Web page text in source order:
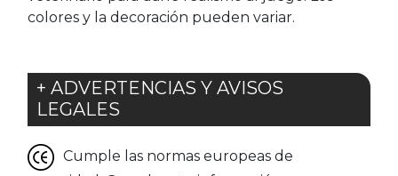
colores y la decoración pueden variar.
+ ADVERTENCIAS Y AVISOS
LEGALES
Cumple las normas europeas de